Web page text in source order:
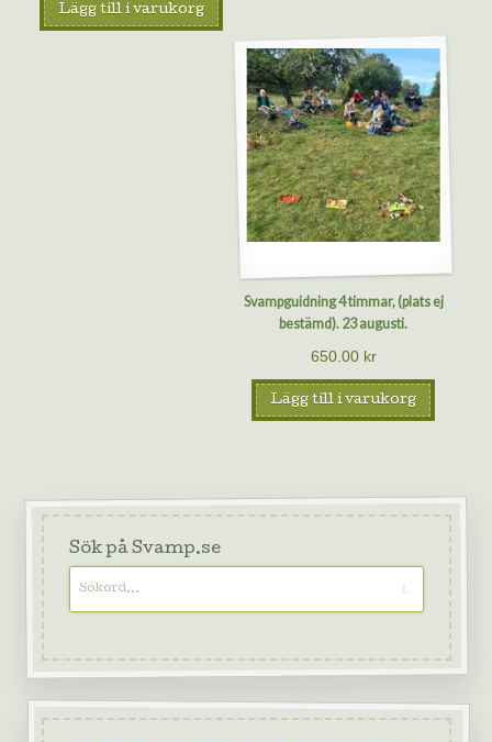
Lägg till i varukorg
Svampguidning 4 timmar, (plats ej
bestämd). 23 augusti.
650.00 kr
Lägg till i varukorg
Sök på Svamp.se